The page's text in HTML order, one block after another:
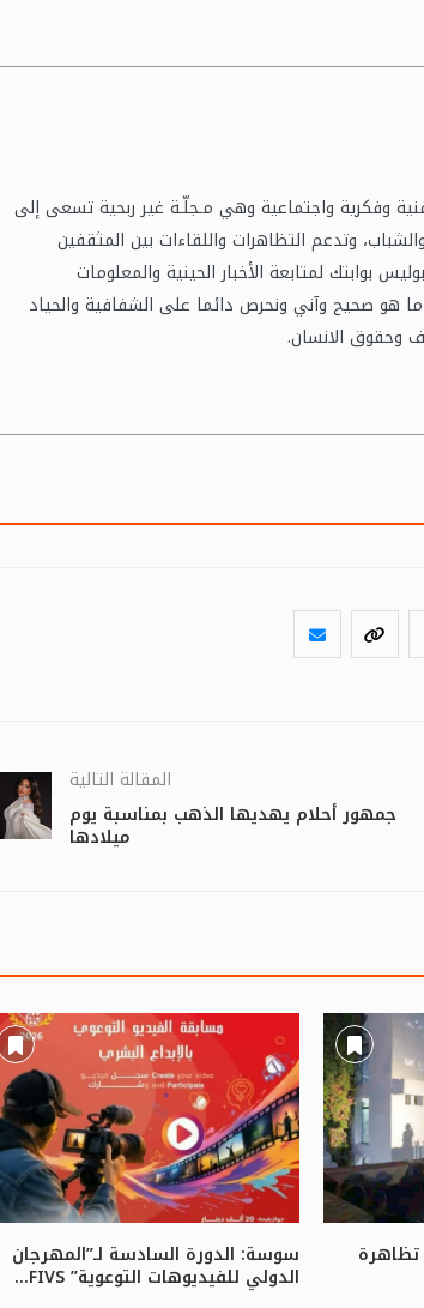
فنية وفكرية واجتماعية وهي مـجلّـة غير ربحية تسعى إلى
وتدعم التظاهرات واللقاءات بين المثقفين
بوابتك لمتابعة الأخبار الحينية والمعلومات
هو صحيح وآني ونحرص دائما على الشفافية والحياد
وحقوق الانسان.
المقالة التالية
جمهور أحلام يهديها الذهب بمناسبة يوم
ميلادها
تظاهرة سوسة: الدورة السادسة لـ”المهرجان
الدولي للفيديوهات التوعوية” FIVS...